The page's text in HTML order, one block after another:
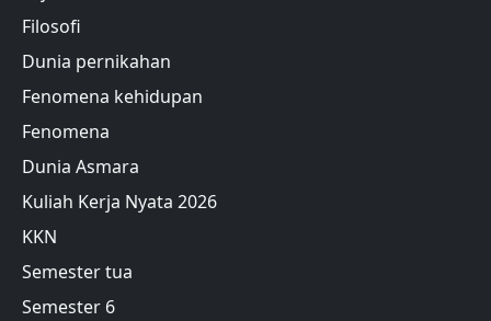
Filosofi
Dunia pernikahan
Fenomena kehidupan
Fenomena
Dunia Asmara
Kuliah Kerja Nyata 2026
KKN
Semester tua
Semester 6